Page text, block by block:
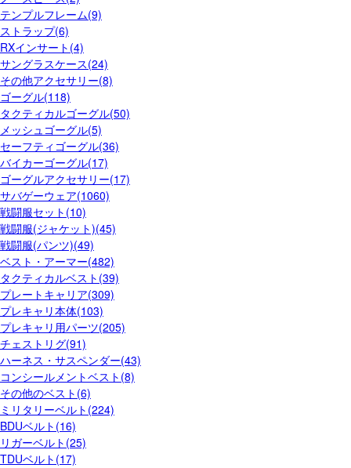
テンプルフレーム(9)
ストラップ(6)
RXインサート(4)
サングラスケース(24)
その他アクセサリー(8)
ゴーグル(118)
タクティカルゴーグル(50)
メッシュゴーグル(5)
セーフティゴーグル(36)
バイカーゴーグル(17)
ゴーグルアクセサリー(17)
サバゲーウェア(1060)
戦闘服セット(10)
戦闘服(ジャケット)(45)
戦闘服(パンツ)(49)
ベスト・アーマー(482)
タクティカルベスト(39)
プレートキャリア(309)
プレキャリ本体(103)
プレキャリ用パーツ(205)
チェストリグ(91)
ハーネス・サスペンダー(43)
コンシールメントベスト(8)
その他のベスト(6)
ミリタリーベルト(224)
BDUベルト(16)
リガーベルト(25)
TDUベルト(17)